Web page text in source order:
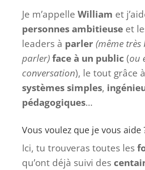
Je m’appelle William et
personnes ambitieuseet
leaders à parler (même très
parler) face à un public (ou
conversation), le tout grâce
systèmes simples,
pédagogiques…
Vous voulez que je vous aide
Ici, tu trouveras toutes les
qu’ont déjà suivi des